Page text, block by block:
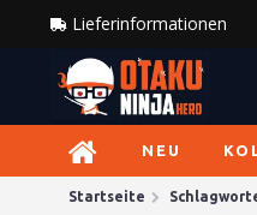
Lieferinformationen
NEU
Startseite